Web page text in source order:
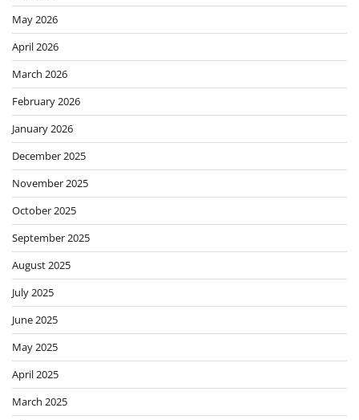
May 2026
April 2026
March 2026
February 2026
January 2026
December 2025
November 2025
October 2025
September 2025
August 2025
July 2025
June 2025
May 2025
April 2025
March 2025